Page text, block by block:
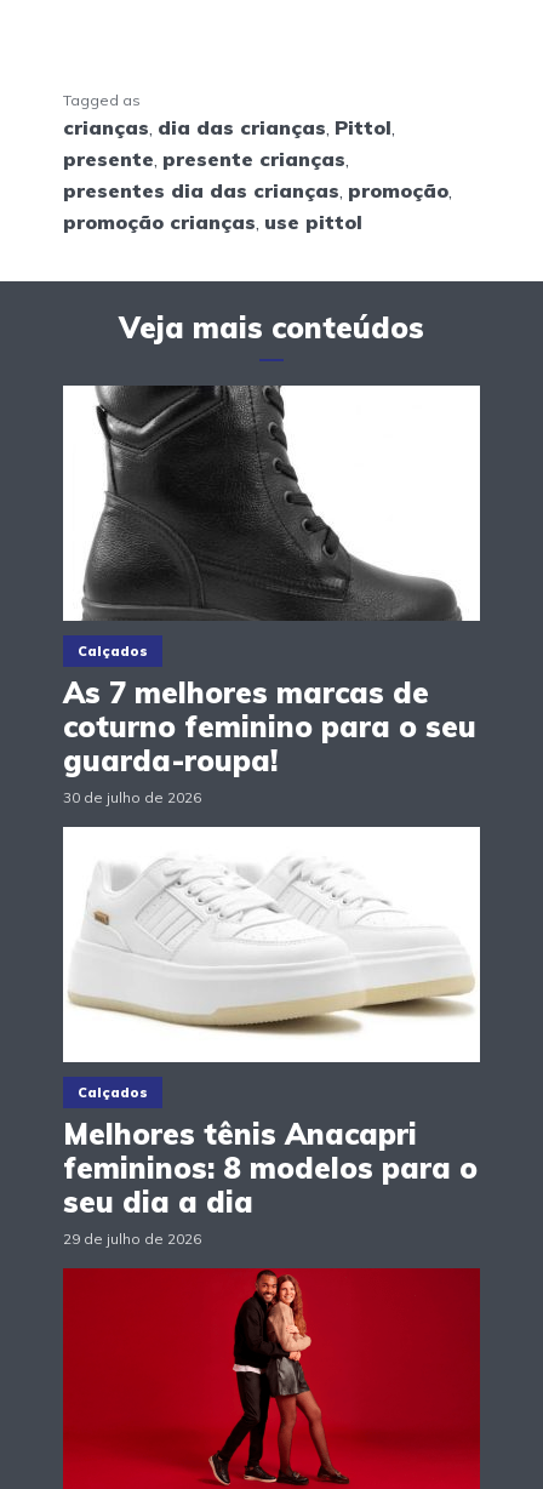
Tagged as
crianças dia das crianças Pittol
presente presente crianças
presentes dia das crianças promoção
promoção crianças use pittol
Veja mais conteúdos
Calçados
As 7 melhores marcas de
coturno feminino para o seu
guarda-roupa!
30 de julho de 2026
Calçados
Melhores tênis Anacapri
femininos: 8 modelos para o
seu dia a dia
29 de julho de 2026